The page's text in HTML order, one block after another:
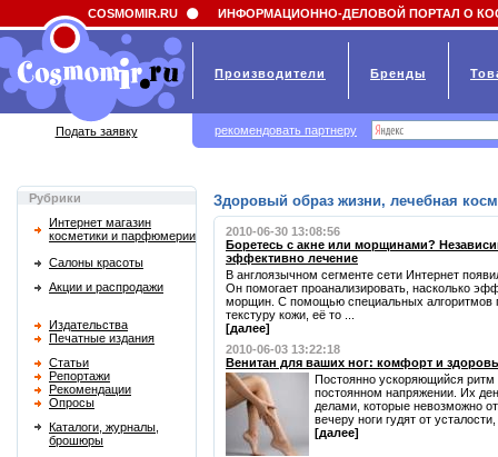
Field 'news_title' doesn't have a default value
Рубрики
Интернет магазин
косметики и парфюмерии
Салоны красоты
Акции и распродажи
Издательства
Печатные издания
Статьи
Репортажи
Рекомендации
Опросы
Каталоги, журналы,
брошюры
Здоровый образ жизни, лечебная
2010-06-30 13:08:56
Боретесь с акне или морщинами?
эффективно лечение
В англоязычном сегменте сети Интернет
Он помогает проанализировать, насколько
морщин. С помощью специальных алгоритмов
текстуру кожи, её то ...
[далее]
2010-06-03 13:22:18
Венитан для ваших ног: комфорт и
Постоянно ускоряющийся
постоянном напряжении. Их
делами, которые невозможно
вечеру ноги гудят от
[далее]
COSMOMIR.RU ИНФОРМАЦИОННО-ДЕЛОВОЙ ПОРТАЛ О
Производители Бренды
Подать заявку рекомендовать партнеру